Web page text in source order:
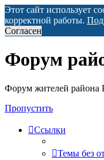
Этот сайт использует
корректной работы.
Согласен
Форум
Форум жителей района
Пропустить
Ссылки
Темы без